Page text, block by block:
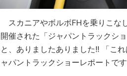
スカニアやボルボFHを乗りこな
開催された「ジャパントラックシ
と、ありましたありました!! 「こ
ャパントラックショーレポートです